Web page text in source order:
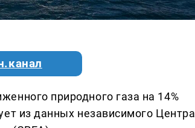
природного газа на 14%
из данных независимого Центра